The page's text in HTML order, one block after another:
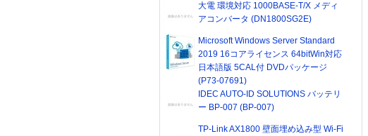
大電 環境対応 1000BASE-T/X メディ
アコンバータ (DN1800SG2E)
Microsoft Windows Server Standard
2019 16コアライセンス 64bitWin対応
日本語版 5CAL付 DVDパッケージ
(P73-07691)
IDEC AUTO-ID SOLUTIONS バッテリ
ー BP-007 (BP-007)
TP-Link AX1800 壁面埋め込み型 Wi-Fi